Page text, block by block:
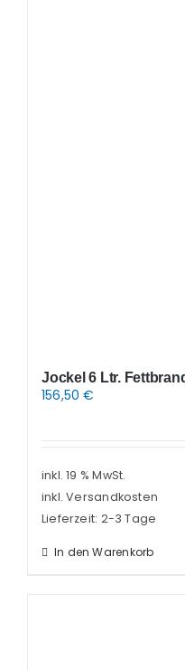
Jockel 6 Ltr.
156,50€
inkl. 19 % MwSt.
inkl. Versandkosten
Lieferzeit: 2-3 Tage
In den Warenkorb